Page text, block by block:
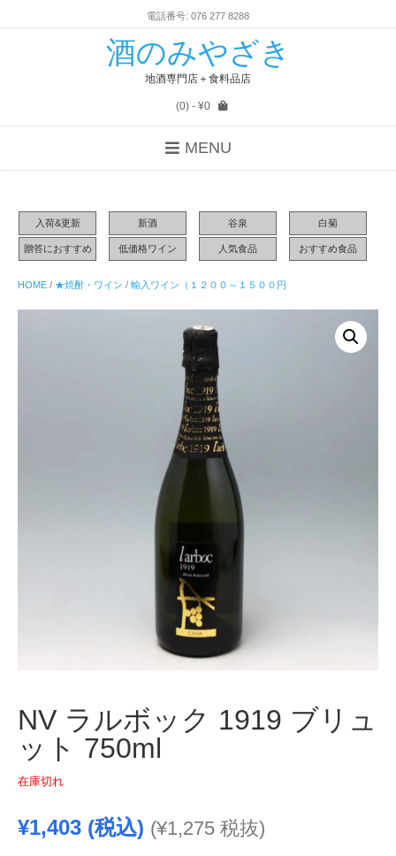
電話番号: 076 277 8288
酒のみやざき
地酒専門店＋食料品店
(0)- ¥0
MENU
入荷&更新 新酒 谷泉 白菊
贈答におすすめ 低価格ワイン 人気食品 おすすめ食品
HOME / ★焼酎・ワイン / 輸入ワイン（１２００～１５００円
NV ラルボック 1919 ブリュ
ット 750ml
在庫切れ
¥1,403 (税込) (¥1,275 税抜)